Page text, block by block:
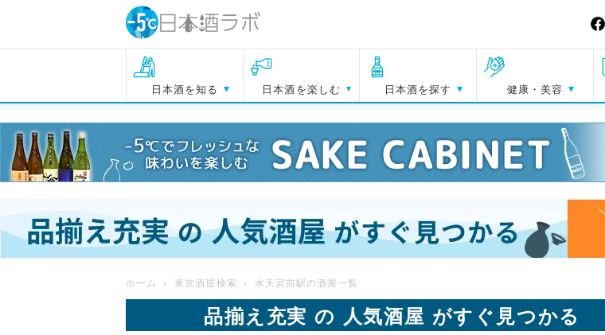
日本酒を知る 日本酒を楽しむ 日本酒を探す 健康・美容
ホーム 東京酒屋検索 水天宮前駅の酒屋一覧
品揃え充実 の 人気酒屋 がすぐ見つかる